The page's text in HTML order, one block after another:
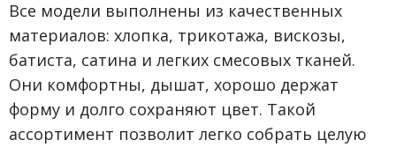
Все модели выполнены из качественных
материалов: хлопка, трикотажа, вискозы,
батиста, сатина и легких смесовых тканей.
Они комфортны, дышат, хорошо держат
форму и долго сохраняют цвет. Такой
ассортимент позволит легко собрать целую